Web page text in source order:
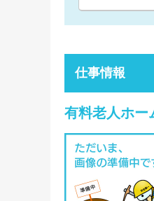
仕事情報
有料老人ホー